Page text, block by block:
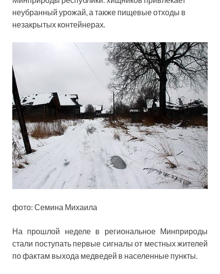
неубранный урожай, а также пищевые отходы в
незакрытых контейнерах.
фото: Семина Михаила
На прошлой неделе в региональное Минприроды
стали поступать первые сигналы от местных жителей
по фактам выхода медведей в населенные пункты.